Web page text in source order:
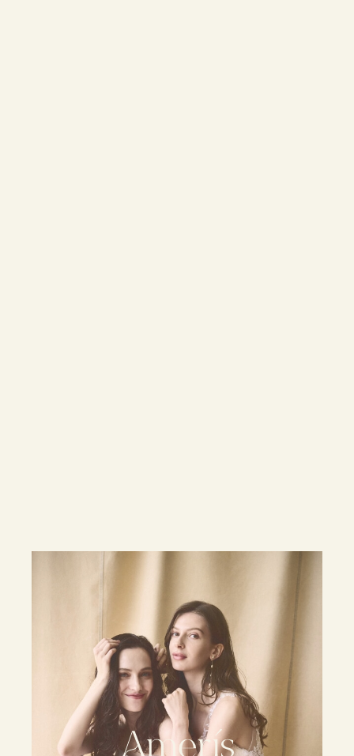
全ての愛を、
祝福しよう。
“Let us celebrate all shapes of love”
胸をはって愛しあっているのに、